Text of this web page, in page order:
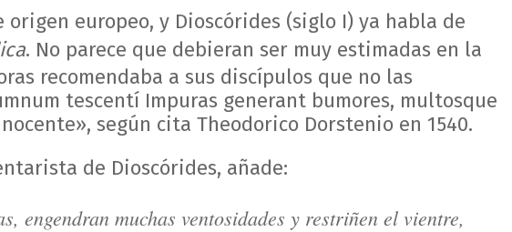
origen europeo, y Dioscórides (siglo I) ya habla de
. No parece que debieran ser muy estimadas en la
recomendaba a sus discípulos que no las
tescentí Impuras generant bumores, multosque
según cita Theodorico Dorstenio en 1540.
de Dioscórides, añade:
engendran muchas ventosidades y restriñen el vientre,